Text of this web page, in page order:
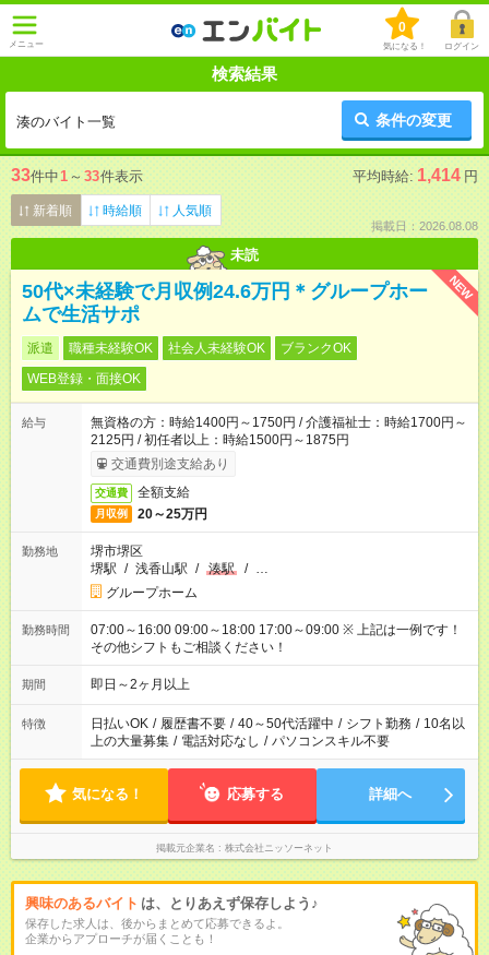
メニュー
0
気になる！ ログイン
検索結果
湊のバイト一覧 条件の変更
33件中1 ～ 33件表示 平均時給: 1,414 円
新着順 時給順 人気順
掲載日：2026.08.08
未読
NEW
50代×未経験で月収例24.6万円＊グループホー
ムで生活サポ
派遣 職種未経験OK 社会人未経験OK
ブランクOK
WEB登録・面接OK
給与
無資格の方：時給1400円～1750円 / 介護福祉士：時給1700円～
2125円 / 初任者以上：時給1500円～1875円
交通費別途支給あり
交通費 全額支給
月収例 20～25万円
勤務地
堺市堺区
堺駅 / 浅香山駅 / 湊駅 / …
グループホーム
勤務時間
07:00～16:00 09:00～18:00 17:00～09:00 ※ 上記は一例です！
その他シフトもご相談ください！
期間 即日～2ヶ月以上
特徴 日払いOK / 履歴書不要 / 40～50代活躍中 / シフト勤務 / 10名以
上の大量募集 / 電話対応なし / パソコンスキル不要
気になる！ 応募する 詳細へ
掲載元企業名 株式会社ニッソーネット
興味のあるバイト は、とりあえず保存しよう♪
保存した求人は、後からまとめて応募できるよ。
企業からアプローチが届くことも！